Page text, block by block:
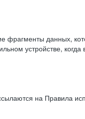
фрагменты данных,
устройстве,
на Правила